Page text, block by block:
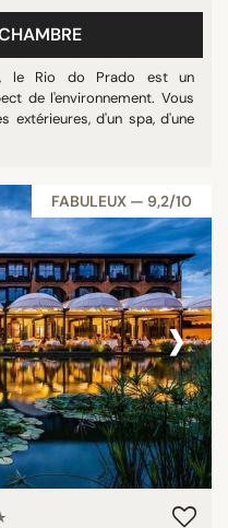
le Rio do Prado est un
de l'environnement. Vous
extérieures, d'un spa, d'une
FABULEUX — 9,2/10
›